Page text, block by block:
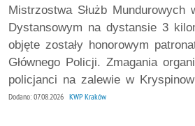
Mistrzostwa Służb Mundurowych
Dystansowym na dystansie 3
objęte zostały honorowym
Głównego Policji. Zmagania
policjanci na zalewie w
Dodano: 07.08.2026 KWP Kraków